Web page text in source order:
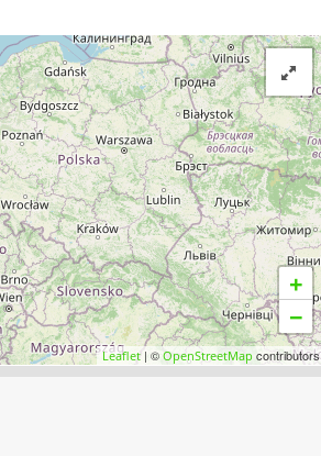
+
−
Leaflet | © OpenStreetMap contributors